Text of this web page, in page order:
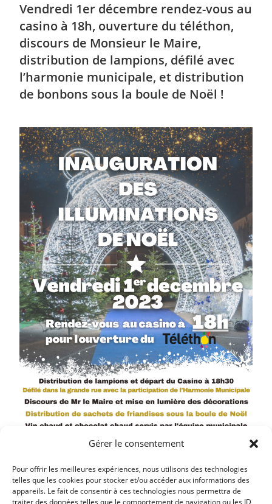
Gérer le consentement
Pour offrir les meilleures expériences, nous utilisons des technologies
telles que les cookies pour stocker et/ou accéder aux informations des
appareils. Le fait de consentir à ces technologies nous permettra de
traiter des données telles que le comportement de navigation ou les ID
Vendredi 1er décembre rendez-vous au
casino à 18h, ouverture du téléthon,
discours de Monsieur le Maire,
distribution de lampions, défilé avec
l’harmonie municipale, et distribution
de bonbons sous la boule de Noël !